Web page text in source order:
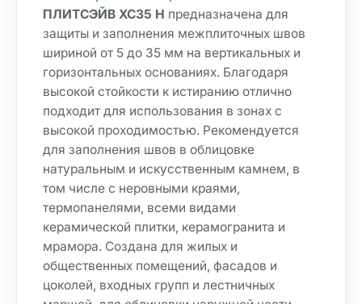
ПЛИТСЭЙВ XC35 Н предназначена для
защиты и заполнения межплиточных швов
шириной от 5 до 35 мм на вертикальных и
горизонтальных основаниях. Благодаря
высокой стойкости к истиранию отлично
подходит для использования в зонах с
высокой проходимостью. Рекомендуется
для заполнения швов в облицовке
натуральным и искусственным камнем, в
том числе с неровными краями,
термопанелями, всеми видами
керамической плитки, керамогранита и
мрамора. Создана для жилых и
общественных помещений, фасадов и
цоколей, входных групп и лестничных